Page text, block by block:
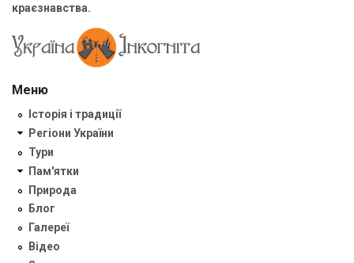
краєзнавства.
Меню
Історія і традиції
Регіони України
Тури
Пам'ятки
Природа
Блог
Галереї
Відео